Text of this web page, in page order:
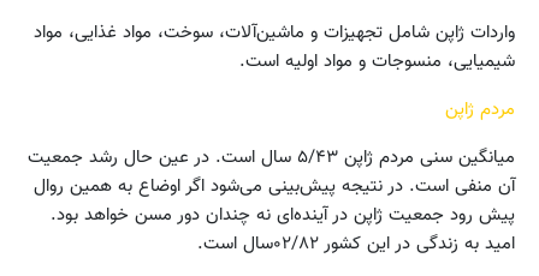
واردات ژاپن شامل تجهیزات و ماشین‌آلات، سوخت، مواد غذایی، مواد
شیمیایی، منسوجات و مواد اولیه است.
مردم ژاپن
میانگین سنی مردم ژاپن ۵/۴۳ سال است. در عین حال رشد جمعیت
آن منفی است. در نتیجه پیش‌بینی می‌شود اگر اوضاع به همین روال
پیش رود جمعیت ژاپن در آینده‌ای نه چندان دور مسن خواهد بود.
امید به زندگی در این کشور ۰۲/۸۲سال است.